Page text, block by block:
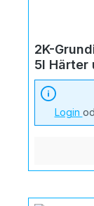
2K-
5l Härter
Login